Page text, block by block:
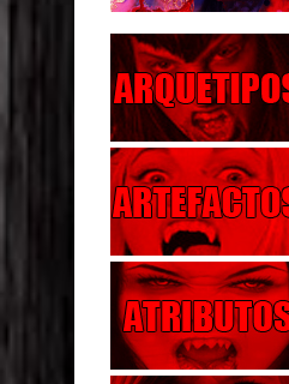
Parte 02: El
Parte 06:
Parte 05:
Parte 04:
Parte 03: La
Parte 02:
Parte 03:
Parte 02: Un